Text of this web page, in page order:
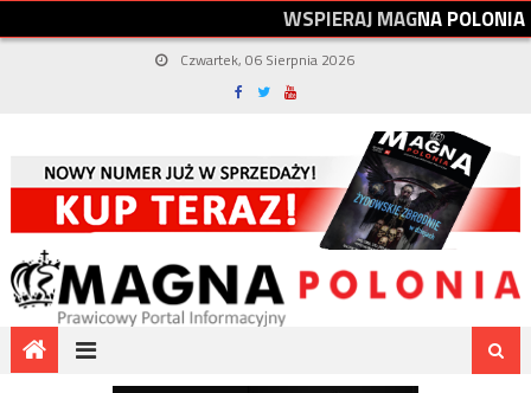
WSPIERAJMAGNAPOLONIA
Czwartek, 06 Sierpnia 2026